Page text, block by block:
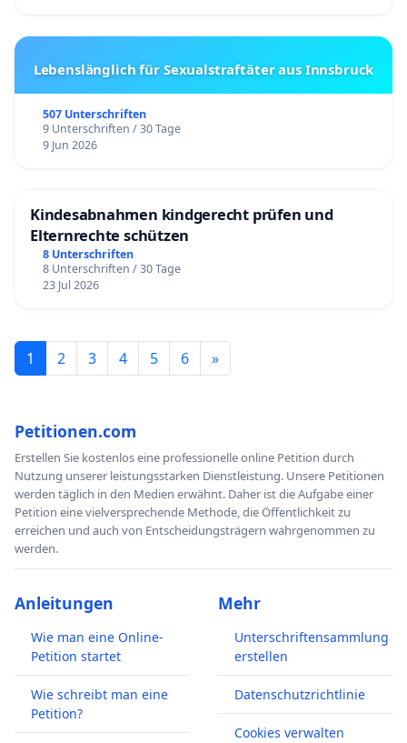
Lebenslänglich für Sexualstraftäter aus Innsbruck
507 Unterschriften
9 Unterschriften / 30 Tage
9 Jun 2026
Kindesabnahmen kindgerecht prüfen und
Elternrechte schützen
8 Unterschriften
8 Unterschriften / 30 Tage
23 Jul 2026
1 2 3 4 5 6 »
Petitionen.com
Erstellen Sie kostenlos eine professionelle online Petition durch
Nutzung unserer leistungsstarken Dienstleistung. Unsere Petitionen
werden täglich in den Medien erwähnt. Daher ist die Aufgabe einer
Petition eine vielversprechende Methode, die Öffentlichkeit zu
erreichen und auch von Entscheidungsträgern wahrgenommen zu
werden.
Anleitungen
Wie man eine Online-
Petition startet
Wie schreibt man eine
Petition?
Mehr
Unterschriftensammlung
erstellen
Datenschutzrichtlinie
Cookies verwalten